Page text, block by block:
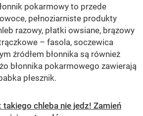
pokarmowy to przede
pełnoziarniste produkty
razowy, płatki owsiane, brązowy
– fasola, soczewica
źródłem błonnika są również
błonnika pokarmowego zawierają
płesznik.
chleba nie jedz! Zamień